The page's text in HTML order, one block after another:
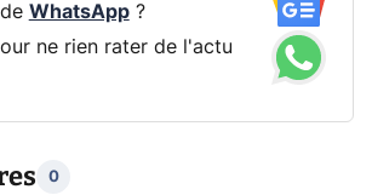
WhatsApp?
ne rien rater de l'actu
0